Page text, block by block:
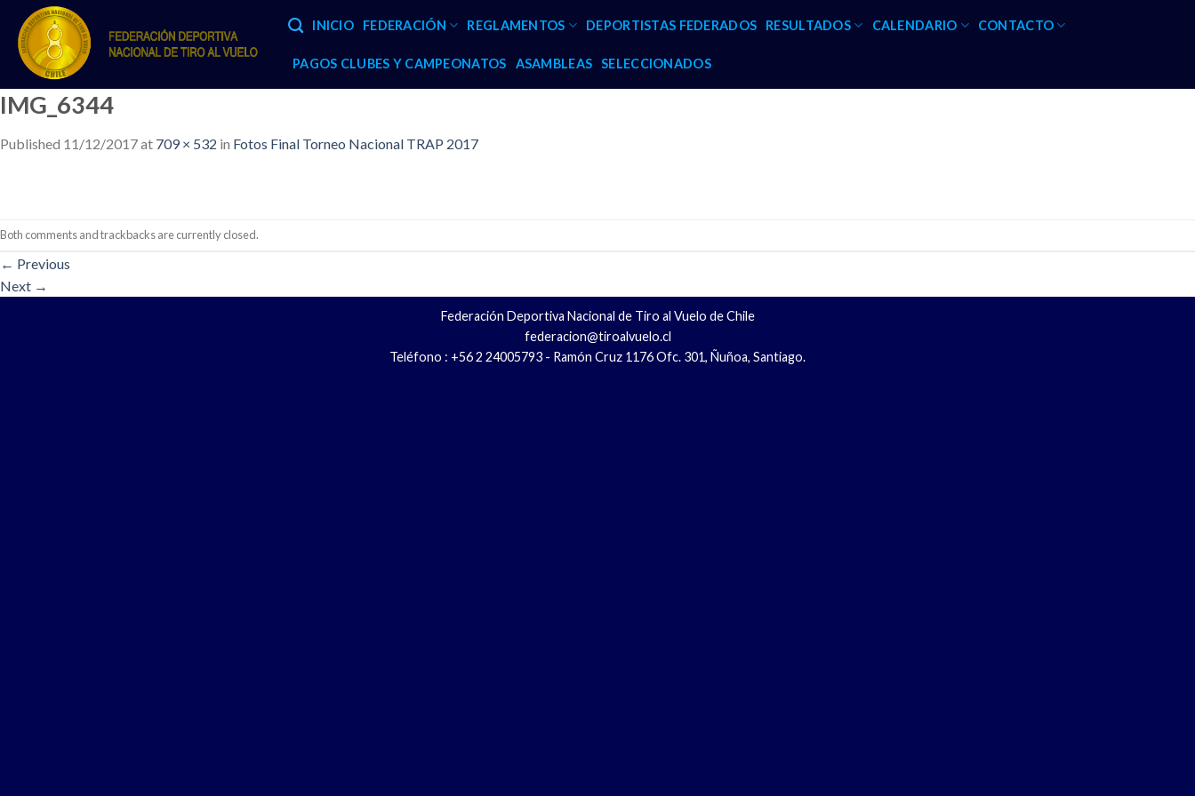
content
INICIO FEDERACIÓN REGLAMENTOS DEPORTISTAS FEDERADOS RESULTADOS CALENDARIO CONTACTO
PAGOS CLUBES Y CAMPEONATOS ASAMBLEAS SELECCIONADOS
IMG_6344
Published 11/12/2017at 709 × 532 in Fotos Final Torneo Nacional TRAP 2017
Both comments and trackbacks are currently closed.
← Previous
Next →
Federación Deportiva Nacional de Tiro al Vuelo de Chile
federacion@tiroalvuelo.cl
Teléfono : +56 2 24005793 - Ramón Cruz 1176 Ofc. 301, Ñuñoa, Santiago.